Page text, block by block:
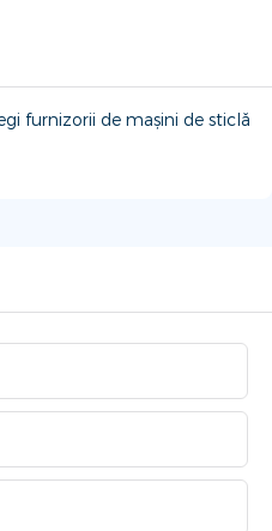
furnizorii de mașini de sticlă